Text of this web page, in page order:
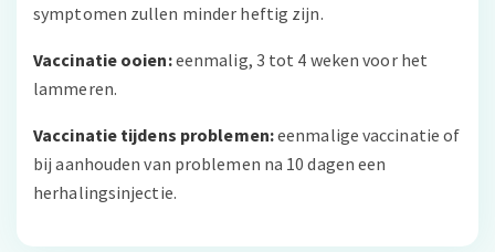
symptomen zullen minder heftig zijn.
Vaccinatie ooien:eenmalig, 3 tot 4 weken voor het
lammeren.
Vaccinatie tijdens problemen:eenmalige vaccinatie of
bij aanhouden van problemen na 10 dagen een
herhalingsinjectie.